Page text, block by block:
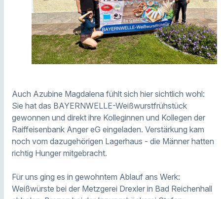
Auch Azubine Magdalena fühlt sich hier sichtlich wohl:
Sie hat das BAYERNWELLE-Weißwurstfrühstück
gewonnen und direkt ihre Kolleginnen und Kollegen der
Raiffeisenbank Anger eG eingeladen. Verstärkung kam
noch vom dazugehörigen Lagerhaus - die Männer hatten
richtig Hunger mitgebracht.
Für uns ging es in gewohntem Ablauf ans Werk:
Weißwürste bei der Metzgerei Drexler in Bad Reichenhall